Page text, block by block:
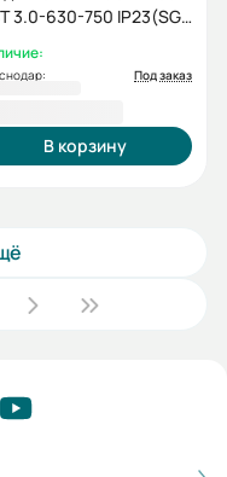
3.0-630-750 IP23(SG)
Под заказ
В корзину